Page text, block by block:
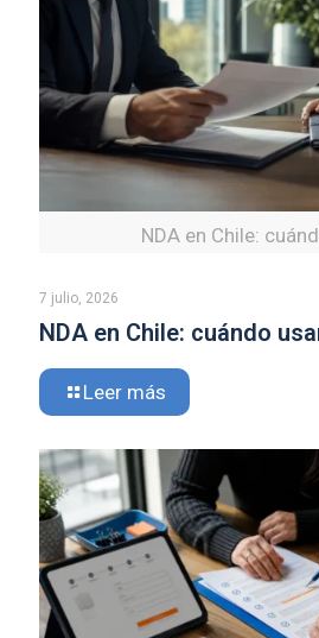
NDA en Chile:
7 julio, 2026
NDA en Chile: cuándo
Leer más